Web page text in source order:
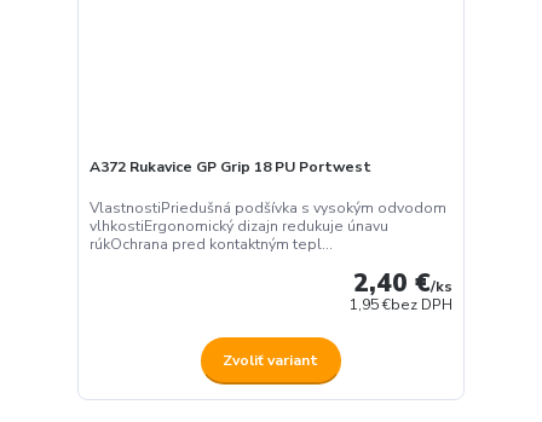
A372 Rukavice GP Grip 18 PU Portwest
VlastnostiPriedušná podšívka s vysokým odvodom
vlhkostiErgonomický dizajn redukuje únavu
rúkOchrana pred kontaktným tepl...
2,40 €/ks
1,95 €bez DPH
Zvoliť variant